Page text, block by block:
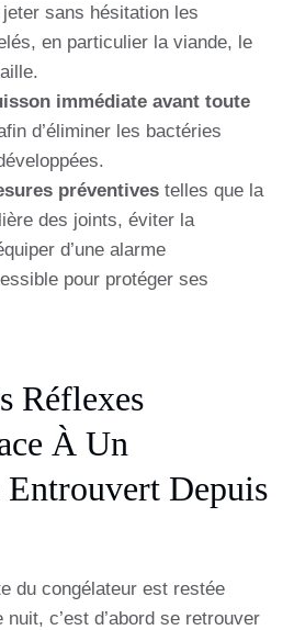
sans hésitation les
en particulier la viande, le
immédiate avant toute
d’éliminer les bactéries
préventives telles que la
des joints, éviter la
d’une alarme
pour protéger ses
Réflexes
À Un
Entrouvert Depuis
du congélateur est restée
c’est d’abord se retrouver